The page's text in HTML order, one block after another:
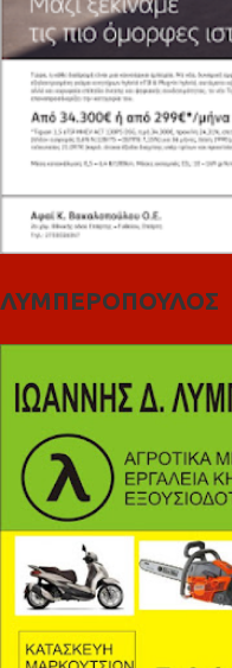
ΛΥΜΠΕΡΟΠΟΥΛΟΣ